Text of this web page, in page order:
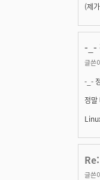
(제
-_-
글쓴
-_-
정말
글쓴